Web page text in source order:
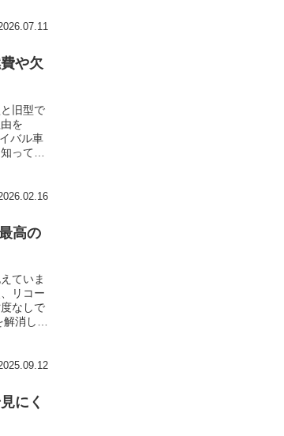
や欠
旧型で
を
バル車
ってお
高の
ていま
リコー
なしで
消し、
にく